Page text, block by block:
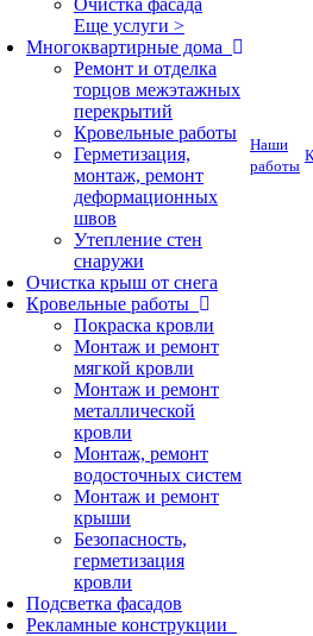
Очистка фасада
Еще услуги >
Многоквартирные дома
Ремонт и отделка
торцов межэтажных
перекрытий
Кровельные работы
Герметизация,
монтаж, ремонт
деформационных
швов
Утепление стен
снаружи
Очистка крыш от снега
Кровельные работы
Покраска кровли
Монтаж и ремонт
мягкой кровли
Монтаж и ремонт
металлической
кровли
Монтаж, ремонт
водосточных систем
Монтаж и ремонт
крыши
Безопасность,
герметизация
кровли
Подсветка фасадов
Рекламные конструкции
Наши
работы